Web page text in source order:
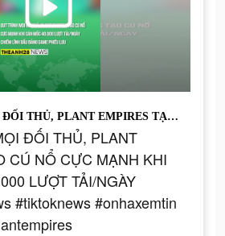
OUT TRÌNH MỌI ĐỐI THỦ, PLANT EMPIRES TẠO CÚ NỔ CỰC MẠNH KHI CÁN MỐC 40.000 LƯỢT TẢI/NGÀY #theanh28news #tiktoknews #onhaxemtin #theanh28 #plantempires
ĐỐI THỦ, PLANT
CÚ NỔ CỰC MẠNH KHI
LƯỢT TẢI/NGÀY
#tiktoknews #onhaxemtin